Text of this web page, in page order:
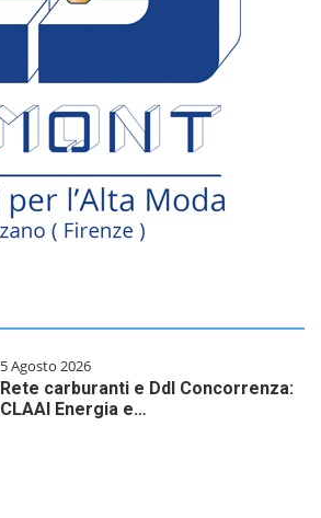
5 Agosto 2026
Rete carburanti e Ddl Concorrenza:
CLAAI Energia e…